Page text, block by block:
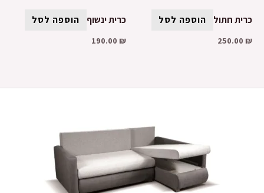
כרית חתול הוספה לסל
250.00 ₪
כרית ינשוף הוספה לסל
190.00 ₪